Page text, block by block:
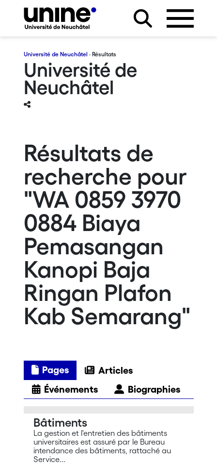
Université de Neuchâtel · Résultats
Université de
Neuchâtel
Résultats de
recherche pour
"WA 0859 3970
0884 Biaya
Pemasangan
Kanopi Baja
Ringan Plafon
Kab Semarang"
Pages
Articles
Événements
Biographies
Bâtiments
La gestion et l'entretien des bâtiments
universitaires est assuré par le Bureau
intendance des bâtiments, rattaché au
Service...